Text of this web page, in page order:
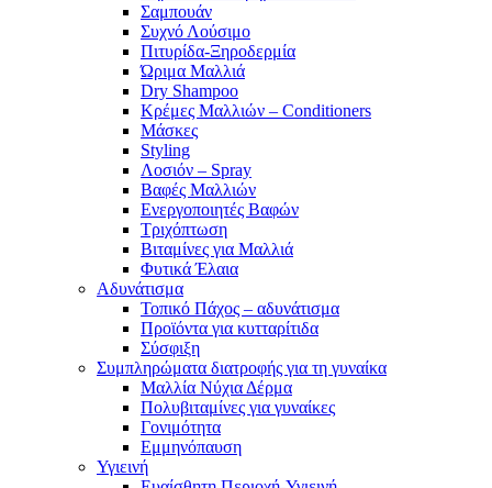
Σαμπουάν
Συχνό Λούσιμο
Πιτυρίδα-Ξηροδερμία
Ώριμα Μαλλιά
Dry Shampoo
Κρέμες Μαλλιών – Conditioners
Μάσκες
Styling
Λοσιόν – Spray
Βαφές Μαλλιών
Ενεργοποιητές Βαφών
Τριχόπτωση
Βιταμίνες για Μαλλιά
Φυτικά Έλαια
Αδυνάτισμα
Τοπικό Πάχος – αδυνάτισμα
Προϊόντα για κυτταρίτιδα
Σύσφιξη
Συμπληρώματα διατροφής για τη γυναίκα
Μαλλία Νύχια Δέρμα
Πολυβιταμίνες για γυναίκες
Γονιμότητα
Εμμηνόπαυση
Υγιεινή